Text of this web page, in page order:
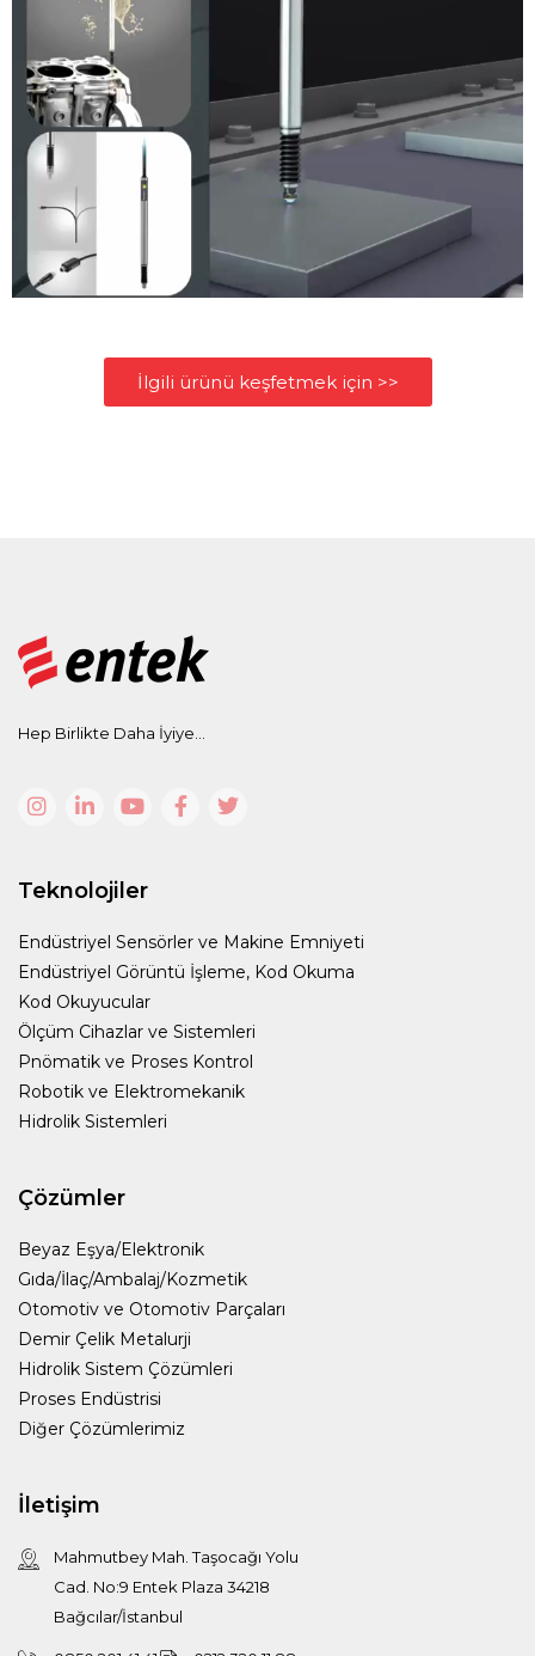
İlgili ürünü keşfetmek için >>
Hep Birlikte Daha İyiye...
Teknolojiler
Endüstriyel Sensörler ve Makine Emniyeti
Endüstriyel Görüntü İşleme, Kod Okuma
Kod Okuyucular
Ölçüm Cihazlar ve Sistemleri
Pnömatik ve Proses Kontrol
Robotik ve Elektromekanik
Hidrolik Sistemleri
Çözümler
Beyaz Eşya/Elektronik
Gıda/İlaç/Ambalaj/Kozmetik
Otomotiv ve Otomotiv Parçaları
Demir Çelik Metalurji
Hidrolik Sistem Çözümleri
Proses Endüstrisi
Diğer Çözümlerimiz
İletişim
Mahmutbey Mah. Taşocağı Yolu
Cad. No:9 Entek Plaza 34218
Bağcılar/İstanbul